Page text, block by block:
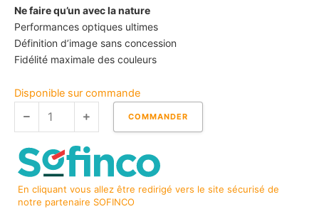
Ne faire qu’un avec la nature
Performances optiques ultimes
Définition d’image sans concession
Fidélité maximale des couleurs
Disponible sur commande
quantité
CL
10x30
Vertes
COMMANDER
En cliquant vous allez être redirigé vers le site sécurisé de
notre partenaire SOFINCO